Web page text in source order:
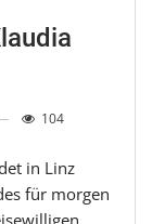
104
in Linz
für morgen